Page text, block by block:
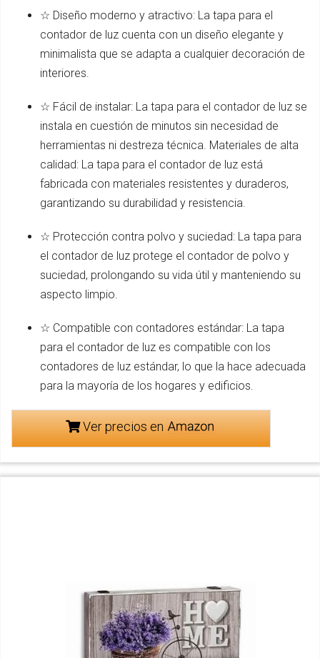
☆ Diseño moderno y atractivo: La tapa para el
contador de luz cuenta con un diseño elegante y
minimalista que se adapta a cualquier decoración de
interiores.
☆ Fácil de instalar: La tapa para el contador de luz se
instala en cuestión de minutos sin necesidad de
herramientas ni destreza técnica. Materiales de alta
calidad: La tapa para el contador de luz está
fabricada con materiales resistentes y duraderos,
garantizando su durabilidad y resistencia.
☆ Protección contra polvo y suciedad: La tapa para
el contador de luz protege el contador de polvo y
suciedad, prolongando su vida útil y manteniendo su
aspecto limpio.
☆ Compatible con contadores estándar: La tapa
para el contador de luz es compatible con los
contadores de luz estándar, lo que la hace adecuada
para la mayoría de los hogares y edificios.
Ver precios en